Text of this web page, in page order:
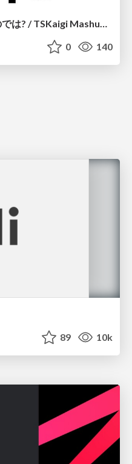
これって Effect でできたのでは? / TSKaigi Mashup Kansai #2
0 140
89 10k